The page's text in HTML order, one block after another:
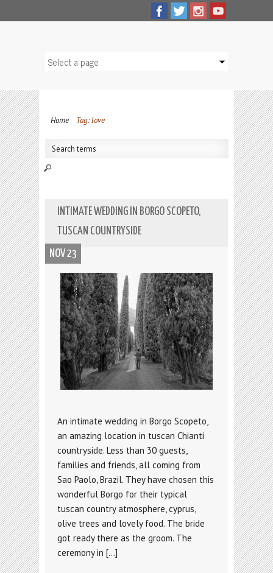
Home Tag: love
INTIMATE WEDDING IN BORGO SCOPETO,
TUSCAN COUNTRYSIDE
NOV 23
An intimate wedding in Borgo Scopeto,
an amazing location in tuscan Chianti
countryside. Less than 30 guests,
families and friends, all coming from
Sao Paolo, Brazil. They have chosen this
wonderful Borgo for their typical
tuscan country atmosphere, cyprus,
olive trees and lovely food. The bride
got ready there as the groom. The
ceremony in […]